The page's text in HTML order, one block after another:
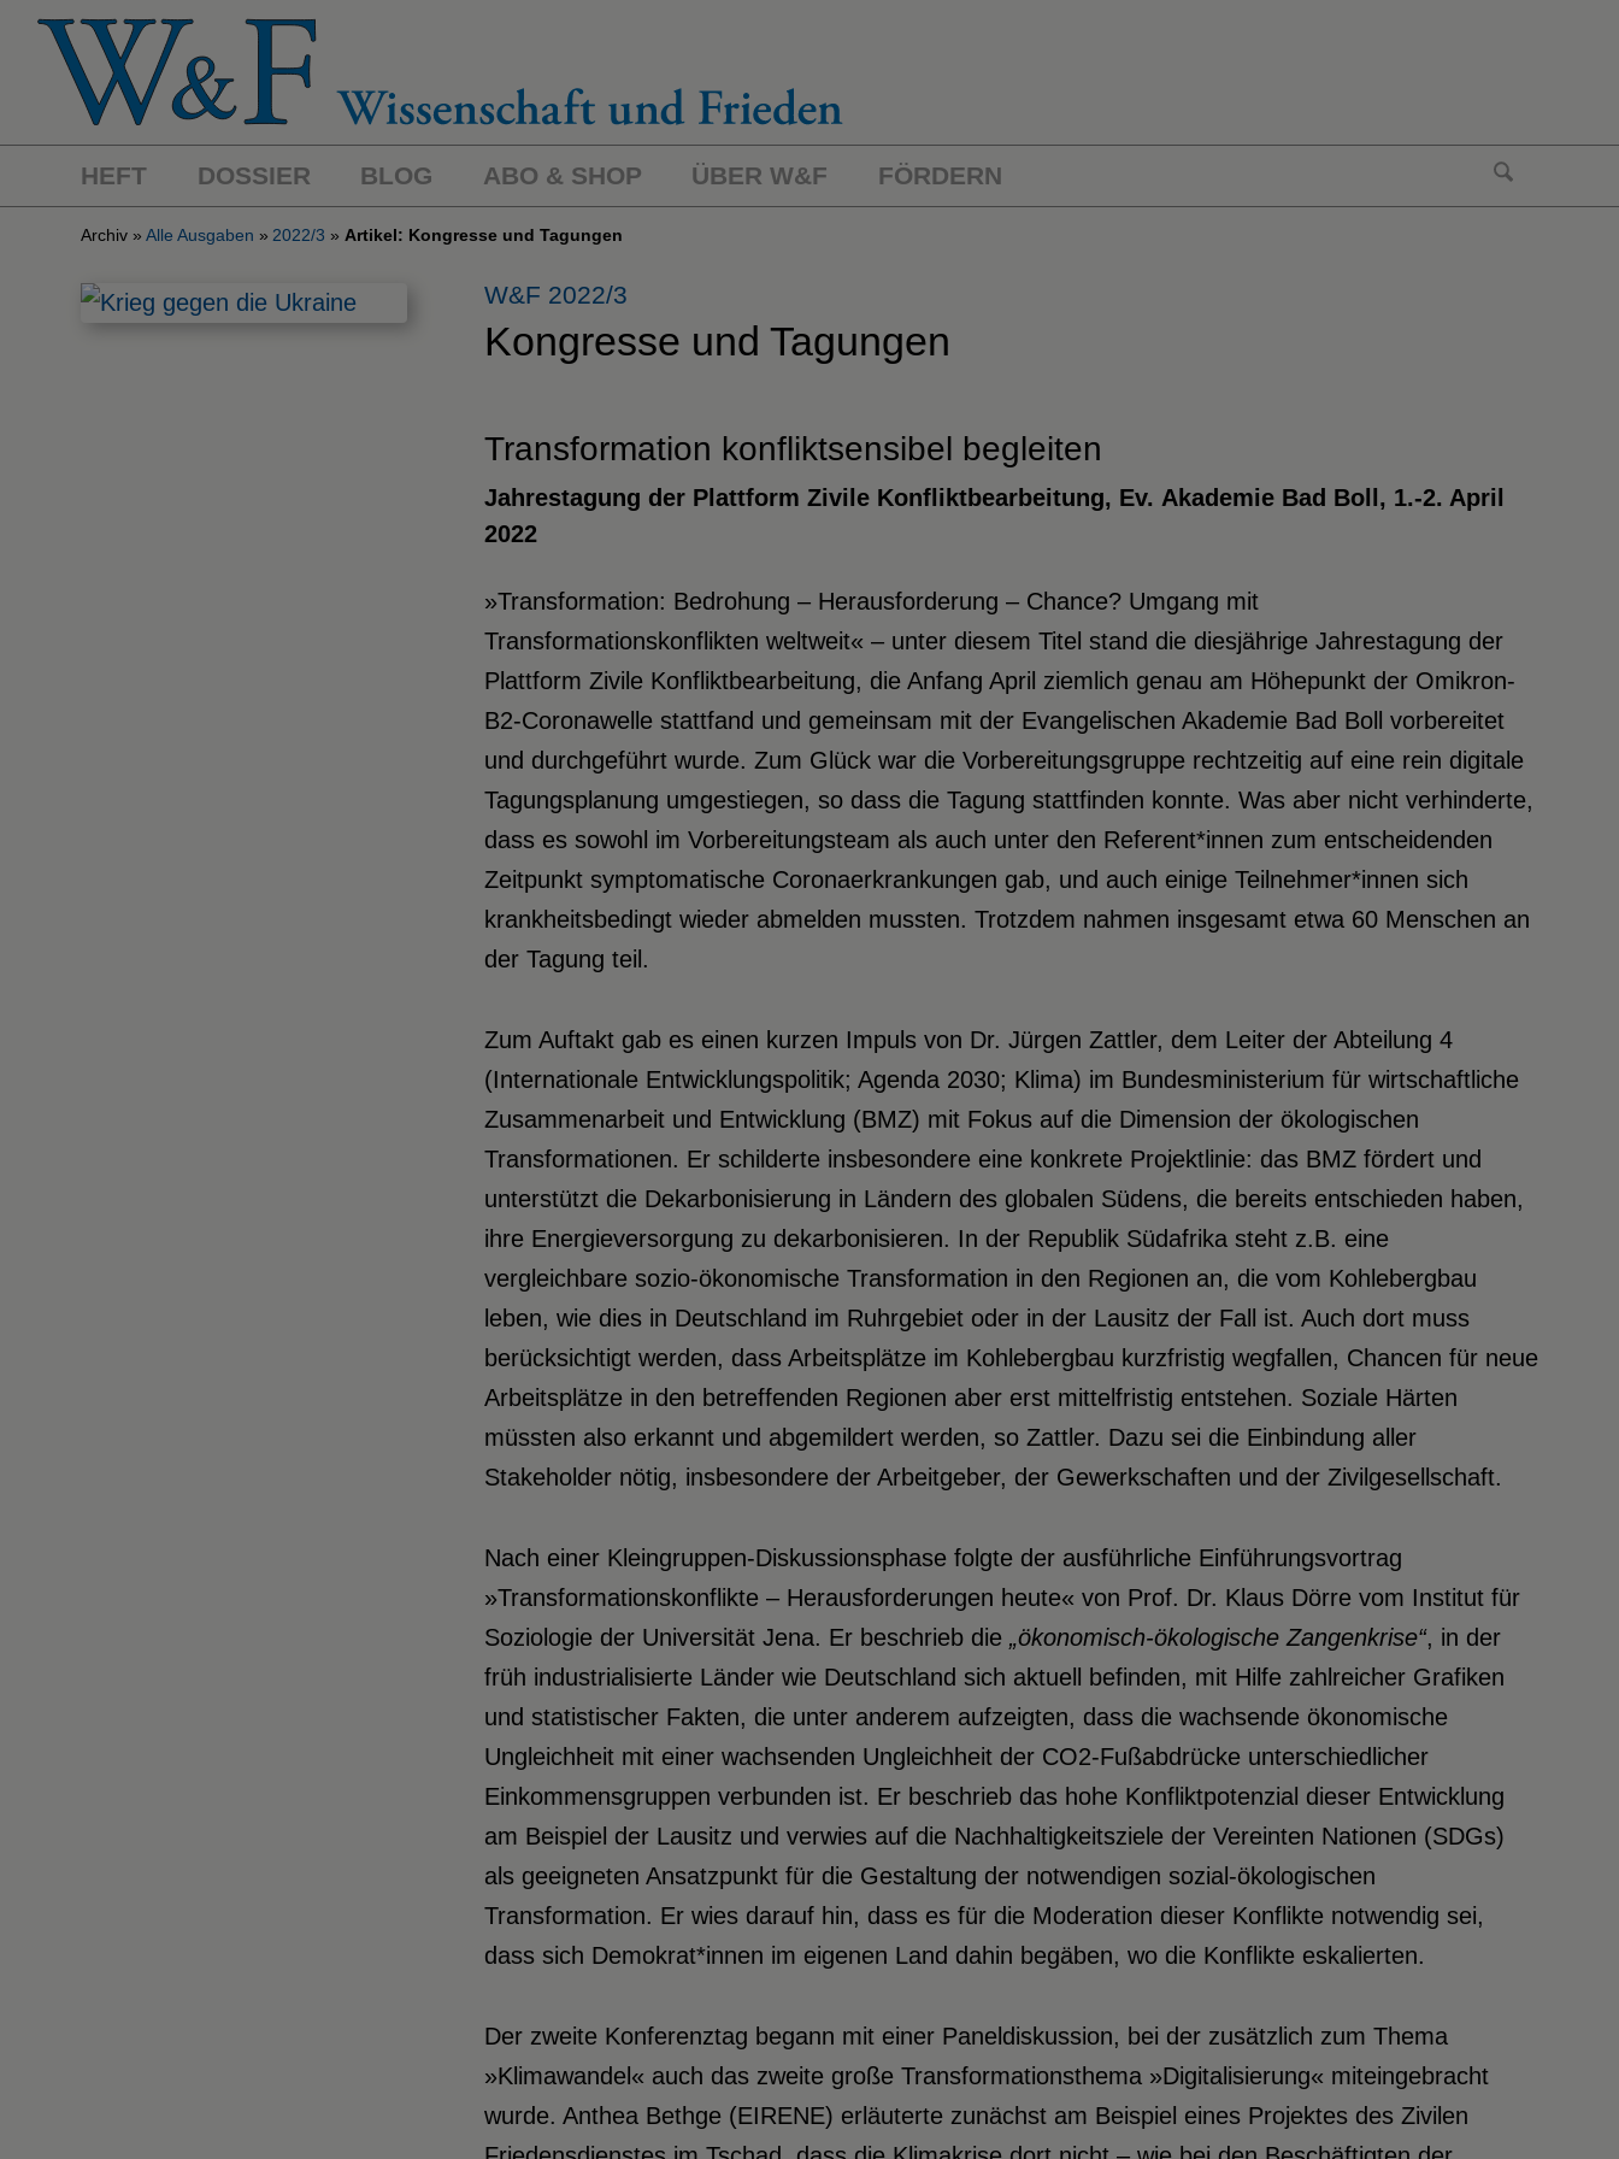
HEFT DOSSIER BLOG ABO & SHOP ÜBER W&F FÖRDERN
Archiv Alle Ausgaben 2022/3 Artikel: Kongresse und Tagungen
W&F 2022/3
Kongresse und Tagungen
Transformation konfliktsensibel begleiten
Jahrestagung der Plattform Zivile Konfliktbearbeitung, Ev. Akademie Bad Boll, 1.-2. April
2022
»Transformation: Bedrohung – Herausforderung – Chance? Umgang mit
Transformationskonflikten weltweit« – unter diesem Titel stand die diesjährige Jahrestagung der
Plattform Zivile Konfliktbearbeitung, die Anfang April ziemlich genau am Höhepunkt der Omikron-
B2-Coronawelle stattfand und gemeinsam mit der Evangelischen Akademie Bad Boll vorbereitet
und durchgeführt wurde. Zum Glück war die Vorbereitungsgruppe rechtzeitig auf eine rein digitale
Tagungsplanung umgestiegen, so dass die Tagung stattfinden konnte. Was aber nicht verhinderte,
dass es sowohl im Vorbereitungsteam als auch unter den Referent*innen zum entscheidenden
Zeitpunkt symptomatische Coronaerkrankungen gab, und auch einige Teilnehmer*innen sich
krankheitsbedingt wieder abmelden mussten. Trotzdem nahmen insgesamt etwa 60 Menschen an
der Tagung teil.
Zum Auftakt gab es einen kurzen Impuls von Dr. Jürgen Zattler, dem Leiter der Abteilung 4
(Internationale Entwicklungspolitik; Agenda 2030; Klima) im Bundesministerium für wirtschaftliche
Zusammenarbeit und Entwicklung (BMZ) mit Fokus auf die Dimension der ökologischen
Transformationen. Er schilderte insbesondere eine konkrete Projektlinie: das BMZ fördert und
unterstützt die Dekarbonisierung in Ländern des globalen Südens, die bereits entschieden haben,
ihre Energieversorgung zu dekarbonisieren. In der Republik Südafrika steht z.B. eine
vergleichbare sozio-ökonomische Transformation in den Regionen an, die vom Kohlebergbau
leben, wie dies in Deutschland im Ruhrgebiet oder in der Lausitz der Fall ist. Auch dort muss
berücksichtigt werden, dass Arbeitsplätze im Kohlebergbau kurzfristig wegfallen, Chancen für neue
Arbeitsplätze in den betreffenden Regionen aber erst mittelfristig entstehen. Soziale Härten
müssten also erkannt und abgemildert werden, so Zattler. Dazu sei die Einbindung aller
Stakeholder nötig, insbesondere der Arbeitgeber, der Gewerkschaften und der Zivilgesellschaft.
Nach einer Kleingruppen-Diskussionsphase folgte der ausführliche Einführungsvortrag
»Transformationskonflikte – Herausforderungen heute« von Prof. Dr. Klaus Dörre vom Institut für
Soziologie der Universität Jena. Er beschrieb die „ökonomisch-ökologische Zangenkrise“, in der
früh industrialisierte Länder wie Deutschland sich aktuell befinden, mit Hilfe zahlreicher Grafiken
und statistischer Fakten, die unter anderem aufzeigten, dass die wachsende ökonomische
Ungleichheit mit einer wachsenden Ungleichheit der CO2-Fußabdrücke unterschiedlicher
Einkommensgruppen verbunden ist. Er beschrieb das hohe Konfliktpotenzial dieser Entwicklung
am Beispiel der Lausitz und verwies auf die Nachhaltigkeitsziele der Vereinten Nationen (SDGs)
als geeigneten Ansatzpunkt für die Gestaltung der notwendigen sozial-ökologischen
Transformation. Er wies darauf hin, dass es für die Moderation dieser Konflikte notwendig sei,
dass sich Demokrat*innen im eigenen Land dahin begäben, wo die Konflikte eskalierten.
Der zweite Konferenztag begann mit einer Paneldiskussion, bei der zusätzlich zum Thema
»Klimawandel« auch das zweite große Transformationsthema »Digitalisierung« miteingebracht
wurde. Anthea Bethge (EIRENE) erläuterte zunächst am Beispiel eines Projektes des Zivilen